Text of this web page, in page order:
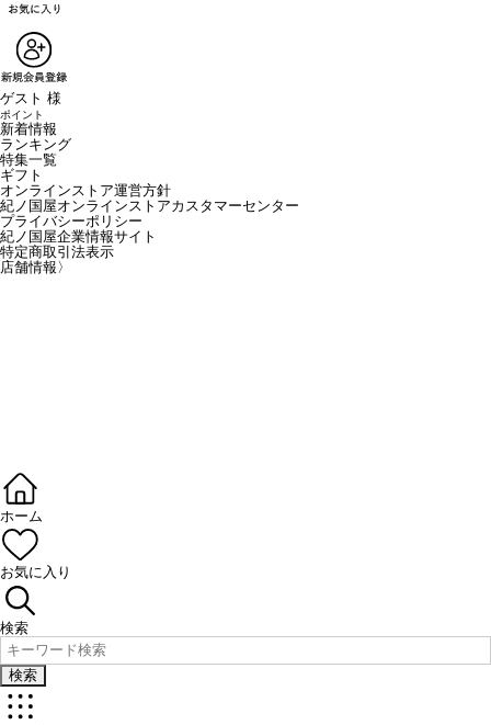
ゲスト 様
ポイント
新着情報
ランキング
特集一覧
ギフト
オンラインストア運営方針
紀ノ国屋オンラインストアカスタマーセンター
プライバシーポリシー
紀ノ国屋企業情報サイト
特定商取引法表示
店舗情報 〉
ホーム
お気に入り
検索
検索